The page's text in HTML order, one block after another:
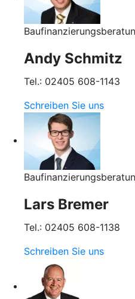
Andy Schmitz
Tel.: 02405 608-1143
Schreiben Sie uns
Lars Bremer
Tel.: 02405 608-1138
Schreiben Sie uns